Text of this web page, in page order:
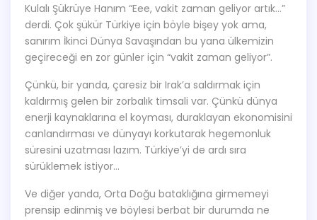
Kulalı Şükrüye Hanım “Eee, vakit zaman geliyor artık…”
derdi. Çok şükür Türkiye için böyle bişey yok ama,
sanırım İkinci Dünya Savaşından bu yana ülkemizin
geçireceği en zor günler için “vakit zaman geliyor”.
Çünkü, bir yanda, çaresiz bir Irak’a saldırmak için
kaldırmış gelen bir zorbalık timsali var. Çünkü dünya
enerji kaynaklarına el koyması, duraklayan ekonomisini
canlandırması ve dünyayı korkutarak hegemonluk
süresini uzatması lazım. Türkiye’yi de ardı sıra
sürüklemek istiyor…
Ve diğer yanda, Orta Doğu bataklığına girmemeyi
prensip edinmiş ve böylesi berbat bir durumda ne